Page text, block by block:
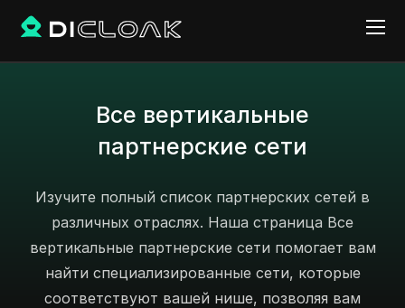
Все вертикальные
партнерские сети
Изучите полный список партнерских сетей в
различных отраслях. Наша страница Все
вертикальные партнерские сети помогает вам
найти специализированные сети, которые
соответствуют вашей нише, позволяя вам